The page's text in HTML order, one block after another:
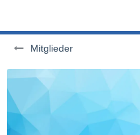
Mitglieder